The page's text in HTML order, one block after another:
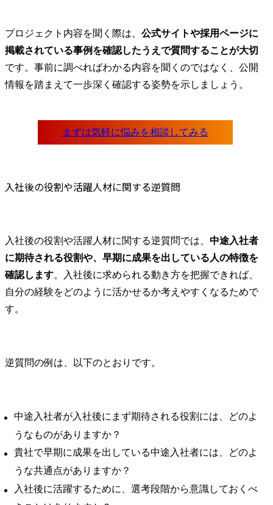
プロジェクト内容を聞く際は、 公式サイトや採用ページに
掲載されている事例を確認したうえで質問することが大切
です。事前に調べればわかる内容を聞くのではなく、公開
情報を踏まえて一歩深く確認する姿勢を示しましょう。
入社後の役割や活躍人材に関する逆質問
入社後の役割や活躍人材に関する逆質問では、 中途入社者
に期待される役割や、早期に成果を出している人の特徴を
確認します。入社後に求められる動き方を把握できれば、
自分の経験をどのように活かせるか考えやすくなるためで
す。
逆質問の例は、以下のとおりです。
中途入社者が入社後にまず期待される役割には、どのよ
うなものがありますか？
貴社で早期に成果を出している中途入社者には、どのよ
うな共通点がありますか？
入社後に活躍するために、選考段階から意識しておくべ